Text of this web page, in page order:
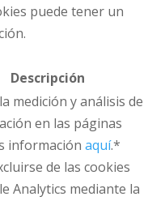
puede tener un
Descripción
medición y análisis de
en las páginas
información aquí.*
de las cookies
Analytics mediante la